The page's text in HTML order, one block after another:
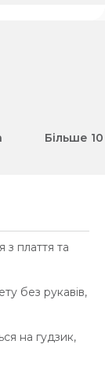
Більше
плаття та
без рукавів,
на гудзик,